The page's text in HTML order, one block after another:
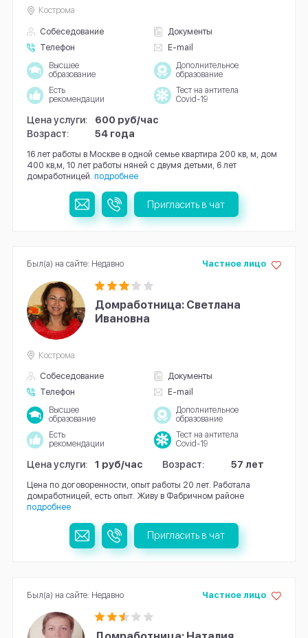
Собеседование
Документы
Телефон
E-mail
Кострома
Высшее
образование
Дополнительное
образование
Есть
рекомендации
Тест на антитела
Covid-19
Цена услуги:
600 руб/час
Возраст:
54 года
16 лет работы в Москве в одной семье квартира 200 кв, м, дом
400 кв,м, 10 лет работы няней с двумя детьми, 6 лет
домработницей. подробнее
Пригласить в чат
Домработница: Светлана
Ивановна
Собеседование
Документы
Телефон
E-mail
Частное лицо
Кострома
Высшее
образование
Дополнительное
образование
Есть
рекомендации
Тест на антитела
Covid-19
Цена услуги: 1 руб/час Возраст: 57 лет
Цена по договоренности, опыт работы 20 лет. Работала
домработницей, есть опыт. Живу в Фабричном районе
подробнее
Был(а) на сайте: Недавно
Пригласить в чат
Частное лицо
Был(а) на сайте: Недавно